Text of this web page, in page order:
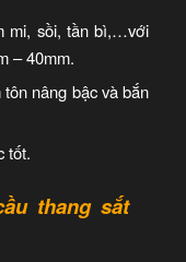
mi, sồi, tần bì,…với
– 40mm.
nâng bậc và bắn
tốt.
thang sắt